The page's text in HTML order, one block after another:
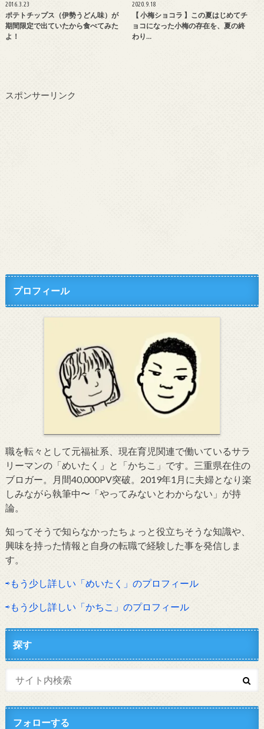
2016.3.23
ポテトチップス（伊勢うどん味）が
期間限定で出ていたから食べてみた
よ！
2020.9.18
【 小梅ショコラ 】この夏はじめてチ
ョコになった小梅の存在を、夏の終
わり…
スポンサーリンク
プロフィール
職を転々として元福祉系、現在育児関連で働いているサラ
リーマンの「めいたく」と「かちこ」です。三重県在住の
ブロガー。月間40,000PV突破。2019年1月に夫婦となり楽
しみながら執筆中〜「やってみないとわからない」が持
論。
知ってそうで知らなかったちょっと役立ちそうな知識や、
興味を持った情報と自身の転職で経験した事を発信しま
す。
⇨もう少し詳しい「めいたく」のプロフィール
⇨もう少し詳しい「かちこ」のプロフィール
探す
フォローする